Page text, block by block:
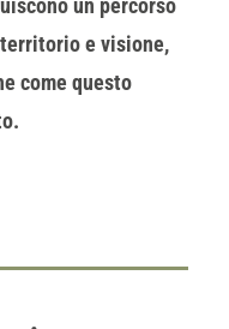
un percorso
e visione,
come questo